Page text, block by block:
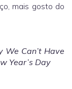
mais gosto do
We Can’t Have
Year’s Day